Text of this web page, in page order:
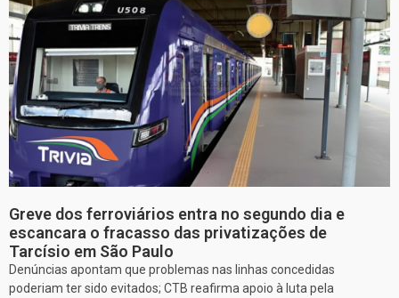
Greve dos ferroviários entra no segundo dia e
escancara o fracasso das privatizações de
Tarcísio em São Paulo
Denúncias apontam que problemas nas linhas concedidas
poderiam ter sido evitados; CTB reafirma apoio à luta pela